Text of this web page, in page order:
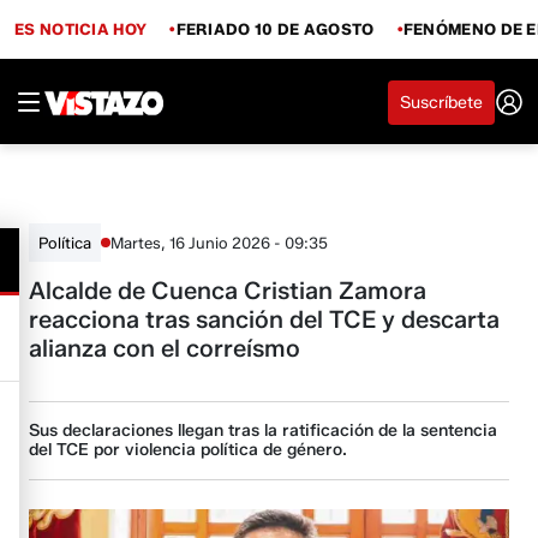
ES NOTICIA HOY FERIADO 10 DE AGOSTO FENÓMENO DE
Suscríbete
Política Martes, 16 Junio 2026 - 09:35
Alcalde de Cuenca Cristian Zamora
reacciona tras sanción del TCE y descarta
alianza con el correísmo
Sus declaraciones llegan tras la ratificación de la sentencia
del TCE por violencia política de género.